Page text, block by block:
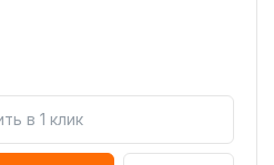
в 1 клик